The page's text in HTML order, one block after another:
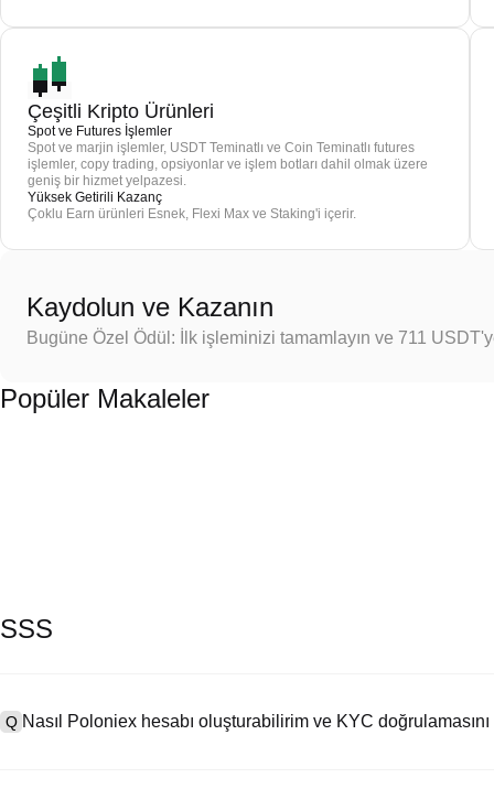
Çeşitli Kripto Ürünleri
Spot ve Futures İşlemler
Spot ve marjin işlemler, USDT Teminatlı ve Coin Teminatlı futures
işlemler, copy trading, opsiyonlar ve işlem botları dahil olmak üzere
geniş bir hizmet yelpazesi.
Yüksek Getirili Kazanç
Çoklu Earn ürünleri Esnek, Flexi Max ve Staking'i içerir.
Kaydolun ve Kazanın
Bugüne Özel Ödül: İlk işleminizi tamamlayın ve 711
Popüler Makaleler
SSS
Q Nasıl Poloniex hesabı oluşturabilirim ve KYC